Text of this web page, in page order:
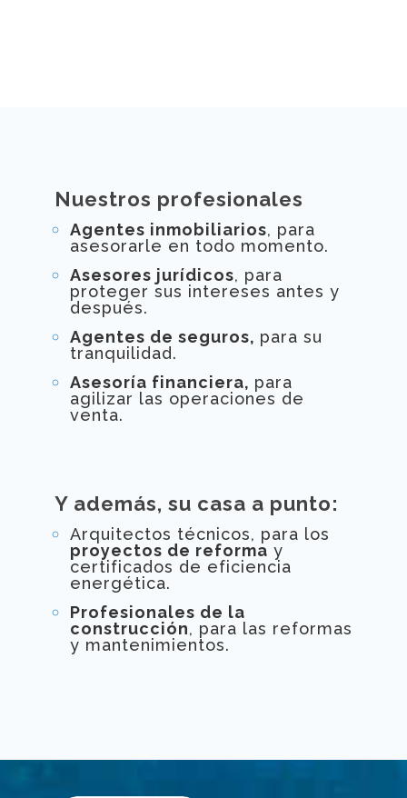
Nuestros profesionales
Agentes inmobiliarios, para
asesorarle en todo momento.
Asesores jurídicos, para
proteger sus intereses antes y
después.
Agentes de seguros, para su
tranquilidad.
Asesoría financiera, para
agilizar las operaciones de
venta.
Y además, su casa a punto:
Arquitectos técnicos, para los
proyectos de reforma y
certificados de eficiencia
energética.
Profesionales de la
construcción, para las reformas
y mantenimientos.